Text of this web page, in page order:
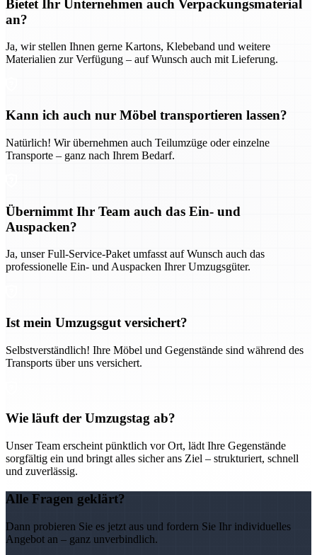
Bietet Ihr Unternehmen auch Verpackungsmaterial
an?
Ja, wir stellen Ihnen gerne Kartons, Klebeband und weitere
Materialien zur Verfügung – auf Wunsch auch mit Lieferung.
Kann ich auch nur Möbel transportieren lassen?
Natürlich! Wir übernehmen auch Teilumzüge oder einzelne
Transporte – ganz nach Ihrem Bedarf.
Übernimmt Ihr Team auch das Ein- und
Auspacken?
Ja, unser Full-Service-Paket umfasst auf Wunsch auch das
professionelle Ein- und Auspacken Ihrer Umzugsgüter.
Ist mein Umzugsgut versichert?
Selbstverständlich! Ihre Möbel und Gegenstände sind während des
Transports über uns versichert.
Wie läuft der Umzugstag ab?
Unser Team erscheint pünktlich vor Ort, lädt Ihre Gegenstände
sorgfältig ein und bringt alles sicher ans Ziel – strukturiert, schnell
und zuverlässig.
Alle Fragen geklärt?
Dann probieren Sie es jetzt aus und fordern Sie Ihr individuelles
Angebot an – ganz unverbindlich.